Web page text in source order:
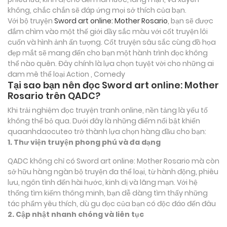
không, chắc chắn sẽ đáp ứng mọi sở thích của bạn.
Với bộ truyện Sword art online: Mother Rosario, bạn sẽ được
đắm chìm vào một thế giới đầy sắc màu với cốt truyện lôi
cuốn và hình ảnh ấn tượng. Cốt truyện sâu sắc cùng đồ họa
đẹp mắt sẽ mang đến cho bạn một hành trình đọc không
thể nào quên. Đây chính là lựa chọn tuyệt vời cho những ai
đam mê thể loại Action , Comedy
Tại sao bạn nên đọc Sword art online: Mother
Rosario trên QADC?
Khi trải nghiệm đọc truyện tranh online, nền tảng là yếu tố
không thể bỏ qua. Dưới đây là những điểm nổi bật khiến
quaanhdaocuteo trở thành lựa chọn hàng đầu cho bạn:
1. Thư viện truyện phong phú và đa dạng
QADC không chỉ có Sword art online: Mother Rosario mà còn
sở hữu hàng ngàn bộ truyện đa thể loại, từ hành động, phiêu
lưu, ngôn tình đến hài hước, kinh dị và lãng mạn. Với hệ
thống tìm kiếm thông minh, bạn dễ dàng tìm thấy những
tác phẩm yêu thích, dù gu đọc của bạn có độc đáo đến đâu
2. Cập nhật nhanh chóng và liên tục